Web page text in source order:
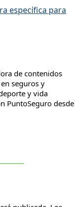
específica para
de contenidos
seguros y
y vida
PuntoSeguro desde